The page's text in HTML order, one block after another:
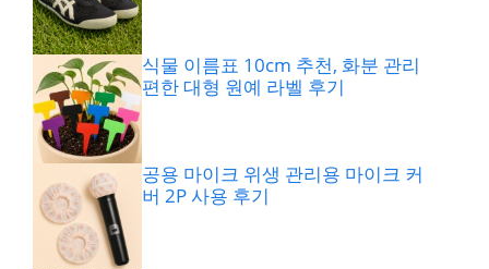
식물 이름표 10cm 추천, 화분 관리
편한 대형 원예 라벨 후기
공용 마이크 위생 관리용 마이크 커
버 2P 사용 후기